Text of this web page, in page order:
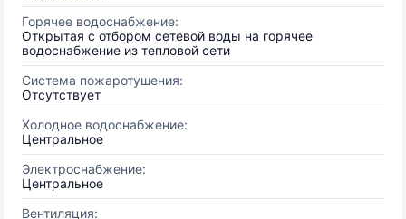
Горячее водоснабжение:
Открытая с отбором сетевой воды на горячее
водоснабжение из тепловой сети
Система пожаротушения:
Отсутствует
Холодное водоснабжение:
Центральное
Электроснабжение:
Центральное
Вентиляция: